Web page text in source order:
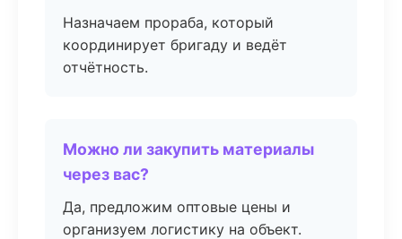
Назначаем прораба, который
координирует бригаду и ведёт
отчётность.
Можно ли закупить материалы
через вас?
Да, предложим оптовые цены и
организуем логистику на объект.